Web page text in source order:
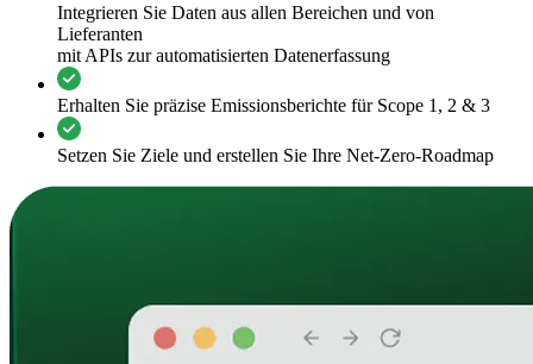
Integrieren Sie Daten aus allen Bereichen und von
Lieferanten
mit APIs zur automatisierten Datenerfassung
Erhalten Sie präzise Emissionsberichte für Scope 1, 2 & 3
Setzen Sie Ziele und erstellen Sie Ihre Net-Zero-Roadmap